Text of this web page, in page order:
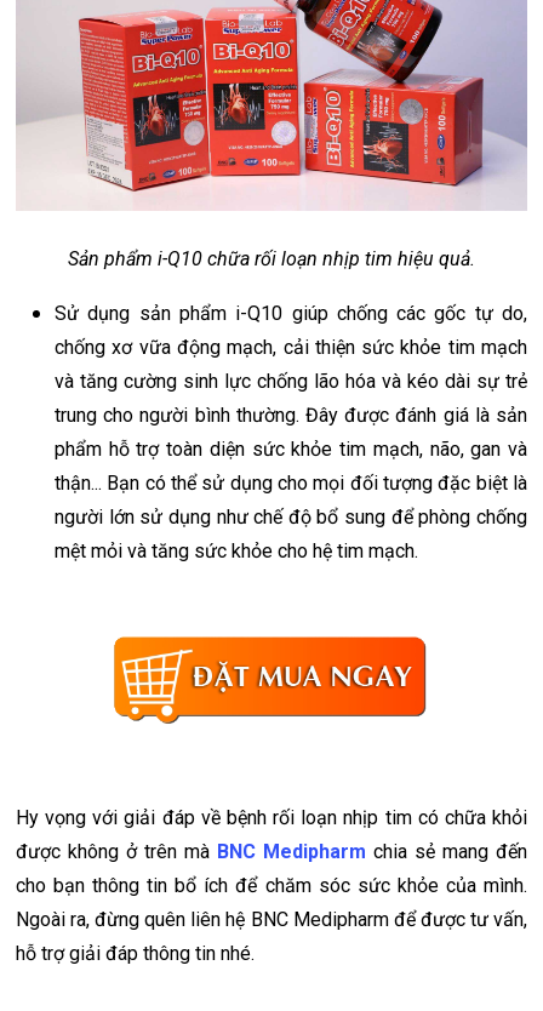
Sản phẩm i-Q10 chữa rối loạn nhịp tim hiệu quả.
Sử dụng sản phẩm i-Q10 giúp chống các gốc tự do,
chống xơ vữa động mạch, cải thiện sức khỏe tim mạch
và tăng cường sinh lực chống lão hóa và kéo dài sự trẻ
trung cho người bình thường. Đây được đánh giá là sản
phẩm hỗ trợ toàn diện sức khỏe tim mạch, não, gan và
thận... Bạn có thể sử dụng cho mọi đối tượng đặc biệt là
người lớn sử dụng như chế độ bổ sung để phòng chống
mệt mỏi và tăng sức khỏe cho hệ tim mạch.
Hy vọng với giải đáp về bệnh rối loạn nhịp tim có chữa khỏi
được không ở trên mà BNC Medipharm chia sẻ mang đến
cho bạn thông tin bổ ích để chăm sóc sức khỏe của mình.
Ngoài ra, đừng quên liên hệ BNC Medipharm để được tư vấn,
hỗ trợ giải đáp thông tin nhé.